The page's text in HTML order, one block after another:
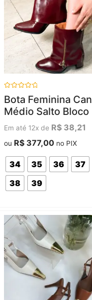
0
5
Bota Feminina
Médio Salto Bloco
Em até 12x de R$ 38,21
ou R$ 377,00 no PIX
34 35 36
37
38
39